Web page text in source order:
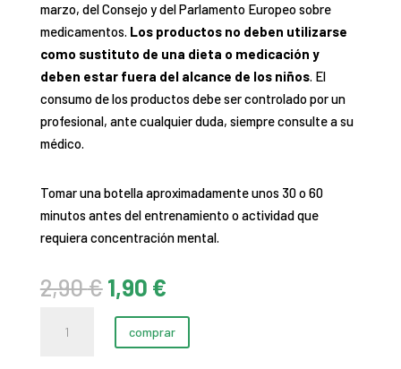
marzo, del Consejo y del Parlamento Europeo sobre
medicamentos. Los productos no deben utilizarse
como sustituto de una dieta o medicación y
deben estar fuera del alcance de los niños. El
consumo de los productos debe ser controlado por un
profesional, ante cualquier duda, siempre consulte a su
médico.
Tomar una botella aproximadamente unos 30 o 60
minutos antes del entrenamiento o actividad que
requiera concentración mental.
2,90€ El
precio
original
era:
1,90 €El
precio
actual
es:
Energy
comprar